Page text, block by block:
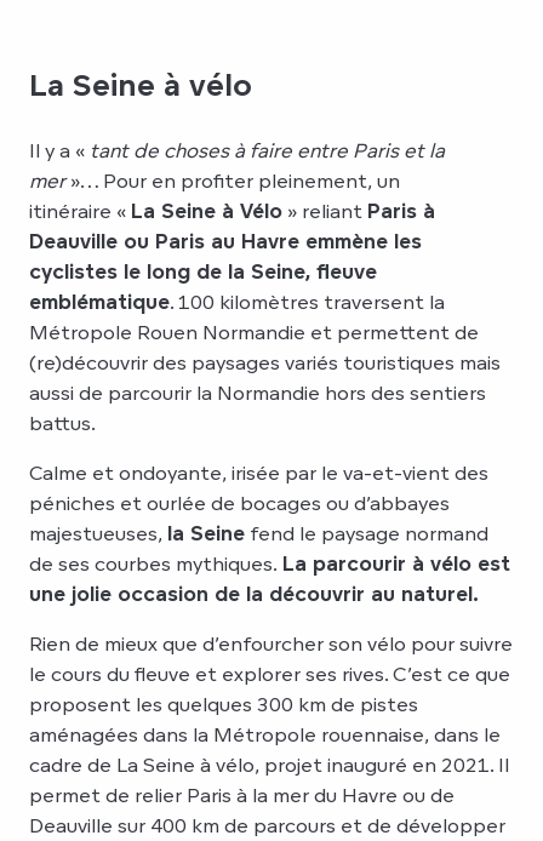
La Seine à vélo
Il y a « tant de choses à faire entre Paris et la
mer»… Pour en profiter pleinement, un
itinéraire « La Seine à Vélo » reliant Paris à
Deauville ou Paris au Havre emmène les
cyclistes le long de la Seine, fleuve
emblématique. 100 kilomètres traversent la
Métropole Rouen Normandie et permettent de
(re)découvrir des paysages variés touristiques mais
aussi de parcourir la Normandie hors des sentiers
battus.
Calme et ondoyante, irisée par le va-et-vient des
péniches et ourlée de bocages ou d’abbayes
majestueuses, la Seine fend le paysage normand
de ses courbes mythiques. La parcourir à vélo est
une jolie occasion de la découvrir au naturel.
Rien de mieux que d’enfourcher son vélo pour suivre
le cours du fleuve et explorer ses rives. C’est ce que
proposent les quelques 300 km de pistes
aménagées dans la Métropole rouennaise, dans le
cadre de La Seine à vélo, projet inauguré en 2021. Il
permet de relier Paris à la mer du Havre ou de
Deauville sur 400 km de parcours et de développer